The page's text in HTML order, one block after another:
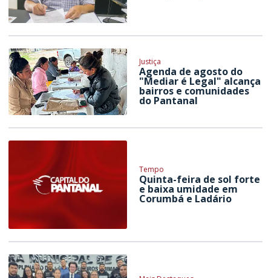
Justiça
Agenda de agosto do
"Mediar é Legal" alcança
bairros e comunidades
do Pantanal
Tempo
Quinta-feira de sol forte
e baixa umidade em
Corumbá e Ladário